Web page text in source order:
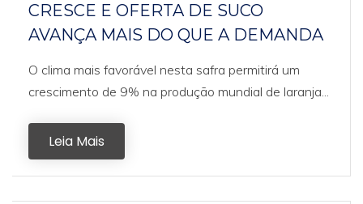
CRESCE E OFERTA DE SUCO
AVANÇA MAIS DO QUE A DEMANDA
O clima mais favorável nesta safra permitirá um
crescimento de 9% na produção mundial de laranja...
Leia Mais